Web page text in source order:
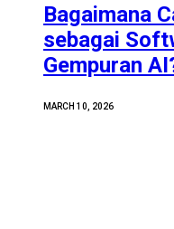
Bagaimana
sebagai
Gempuran
MARCH 10, 2026